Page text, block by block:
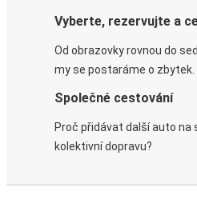
Vyberte, rezervujte a
Od obrazovky rovnou do
my se postaráme o zbytek.
Společné cestování
Proč přidávat další auto
kolektivní dopravu?